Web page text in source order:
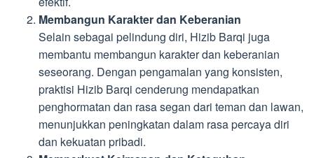
Membangun Karakter dan Keberanian
Selain sebagai pelindung diri, Hizib Barqi juga
membantu membangun karakter dan keberanian
seseorang. Dengan pengamalan yang konsisten,
praktisi Hizib Barqi cenderung mendapatkan
penghormatan dan rasa segan dari teman dan lawan,
menunjukkan peningkatan dalam rasa percaya diri
dan kekuatan pribadi.